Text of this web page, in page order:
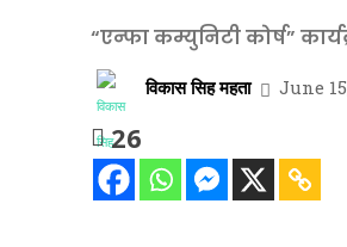
“एन्फा कम्युनिटी कोर्ष”
विकास सिह महता June
26